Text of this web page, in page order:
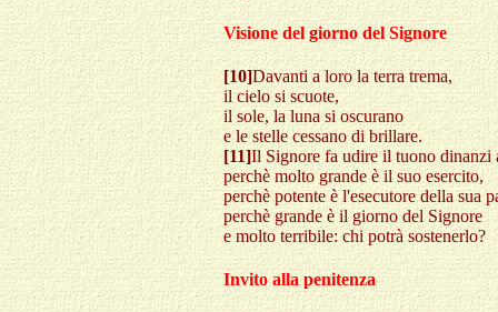
Visione del giorno del Signore
[10]Davanti a loro la terra trema,
il cielo si scuote,
il sole, la luna si oscurano
e le stelle cessano di brillare.
[11]Il Signore fa udire il tuono dinanzi
perchè molto grande è il suo esercito,
perchè potente è l'esecutore della sua
perchè grande è il giorno del Signore
e molto terribile: chi potrà sostenerlo?
Invito alla penitenza